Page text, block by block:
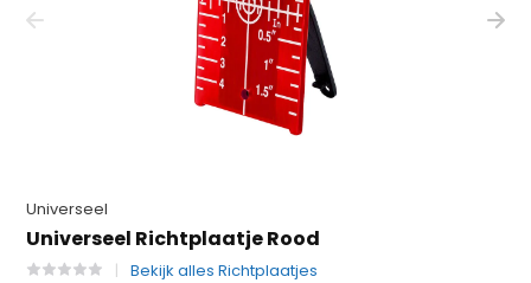
Universeel
Universeel Richtplaatje Rood
Bekijk alles Richtplaatjes